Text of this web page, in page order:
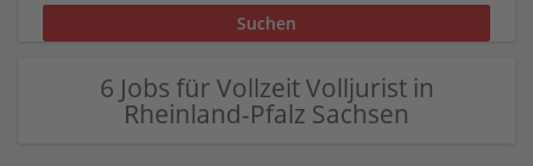
6 Jobs für Vollzeit Volljurist in
Rheinland-Pfalz Sachsen